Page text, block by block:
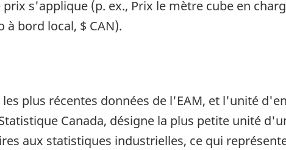
s'applique (p. ex., Prix le mètre cube en
bord local, $ CAN).
plus récentes données de l'EAM, et l'unité
Canada, désigne la plus petite unité
aux statistiques industrielles, ce qui